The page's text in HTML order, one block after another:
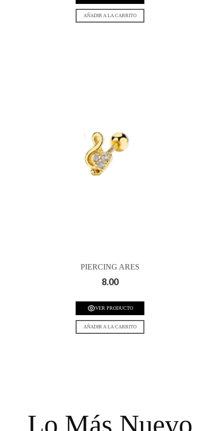
AÑADIR A LA CARRITO
PIERCING ARES
8.00
VER PRODUCTO
AÑADIR A LA CARRITO
Lo Más Nuevo